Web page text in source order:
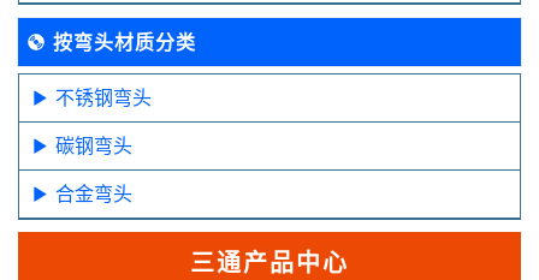
按弯头材质分类
不锈钢弯头
碳钢弯头
合金弯头
三通产品中心